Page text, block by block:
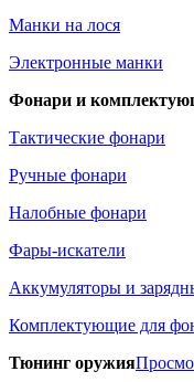
Манки на лося
Электронные манки
Фонари и
Тактические фонари
Ручные фонари
Налобные фонари
Фары-искатели
Аккумуляторы и
Комплектующие для
Тюнинг оружия